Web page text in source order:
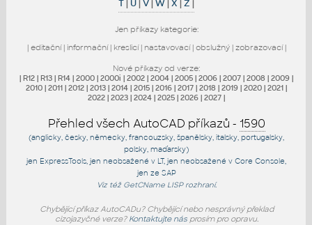
T| U|V|W|X |Z |
Jen příkazy kategorie:
| editační| informační| kreslicí| nastavovací| obslužný| zobrazovací|
Nové příkazy od verze:
| R12 | R13 | R14 | 2000 | 2000i | 2002 | 2004 | 2005 | 2006 | 2007 | 2008 | 2009 |
2010 | 2011 | 2012 | 2013 | 2014 | 2015 | 2016 | 2017 | 2018 | 2019 | 2020 | 2021 |
2022 | 2023 | 2024 | 2025 | 2026 | 2027 |
Přehled všech AutoCAD příkazů - 1590
(anglicky, česky, německy, francouzsky, španělsky, italsky, portugalsky,
polsky, maďarsky)
jen ExpressTools, jen neobsažené v LT, jen neobsažené v Core Console,
jen ze SAP
Viz též GetCNameLISP rozhraní.
Chybějící příkaz AutoCADu? Chybějící nebo nesprávný překlad
cizojazyčné verze? Kontaktujte násprosím pro opravu.